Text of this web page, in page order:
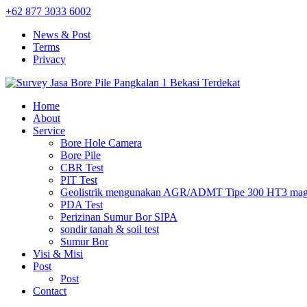
+62 877 3033 6002
News & Post
Terms
Privacy
Home
About
Service
Bore Hole Camera
Bore Pile
CBR Test
PIT Test
Geolistrik mengunakan AGR/ADMT Tipe 300 HT3
PDA Test
Perizinan Sumur Bor SIPA
sondir tanah & soil test
Sumur Bor
Visi & Misi
Post
Post
Contact